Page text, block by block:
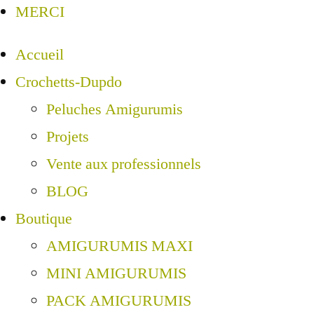
MERCI
Accueil
Crochetts-Dupdo
Peluches Amigurumis
Projets
Vente aux professionnels
BLOG
Boutique
AMIGURUMIS MAXI
MINI AMIGURUMIS
PACK AMIGURUMIS